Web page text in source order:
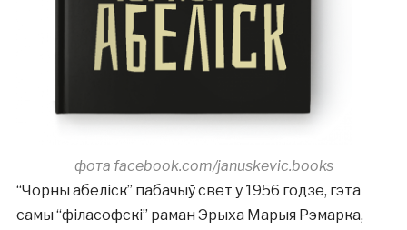
фота facebook.com/januskevic.books
“Чорны абеліск” пабачыў свет у 1956 годзе, гэта
самы “філасофскі” раман Эрыха Марыя Рэмарка,